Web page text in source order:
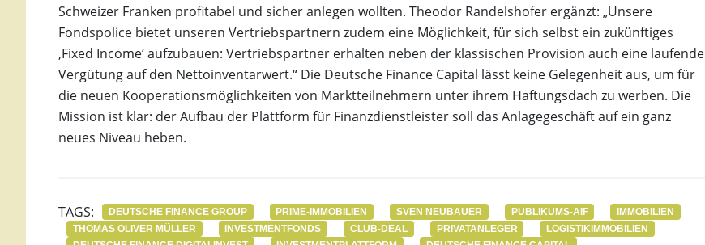
Schweizer Franken profitabel und sicher anlegen wollten. Theodor Randelshofer ergänzt: „Unsere
Fondspolice bietet unseren Vertriebspartnern zudem eine Möglichkeit, für sich selbst ein zukünftiges
‚Fixed Income‘ aufzubauen: Vertriebspartner erhalten neben der klassischen Provision auch eine laufende
Vergütung auf den Nettoinventarwert.“ Die Deutsche Finance Capital lässt keine Gelegenheit aus, um für
die neuen Kooperationsmöglichkeiten von Marktteilnehmern unter ihrem Haftungsdach zu werben. Die
Mission ist klar: der Aufbau der Plattform für Finanzdienstleister soll das Anlagegeschäft auf ein ganz
neues Niveau heben.
TAGS: DEUTSCHE FINANCE GROUP PRIME-IMMOBILIEN SVEN NEUBAUER PUBLIKUMS-AIF
IMMOBILIEN
THOMAS OLIVER MÜLLER
INVESTMENTFONDS CLUB-DEAL PRIVATANLEGER
LOGISTIKIMMOBILIEN